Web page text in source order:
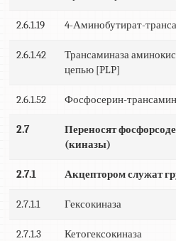
2.6.1.19 4-Аминобутират-
2.6.1.42
Трансаминаза
цепью [PLP]
2.6.1.52 Фосфосерин-
2.7
Переносят
(киназы)
2.7.1 Акцептором служат
2.7.1.1 Гексокиназа
2.7.1.3 Кетогексокиназа